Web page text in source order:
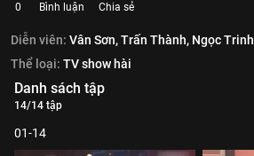
0 Bình luận Chia sẻ
Diễn viên: Vân Sơn,Trấn Thành, Ngọc Trinh
Thể loại: TV show hài
Danh sách tập
14/14 tập
01-14